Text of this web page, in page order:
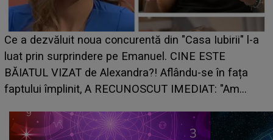
HOROSCOP de weekend, 8-9 august 2026. Zodia
care riscă să rămână fără bani. O decizie luată în
grabă îi aduce pierderi semnificative și îi dă toate
planurile peste cap